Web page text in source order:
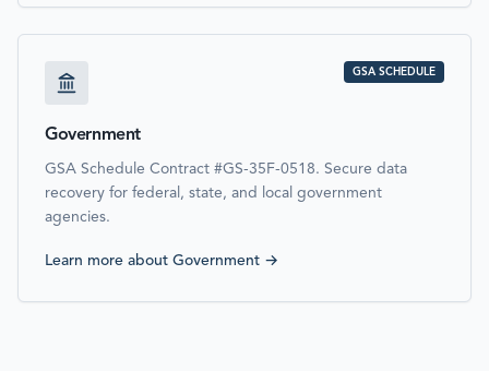
GSA SCHEDULE
Government
GSA Schedule Contract #GS-35F-0518. Secure data
recovery for federal, state, and local government
agencies.
Learn more about Government →